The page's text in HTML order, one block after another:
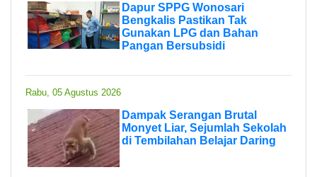
Dapur SPPG Wonosari
Bengkalis Pastikan Tak
Gunakan LPG dan Bahan
Pangan Bersubsidi
Rabu, 05 Agustus 2026
Dampak Serangan Brutal
Monyet Liar, Sejumlah Sekolah
di Tembilahan Belajar Daring